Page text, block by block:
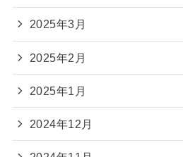
2025年3月
2025年2月
2025年1月
2024年12月